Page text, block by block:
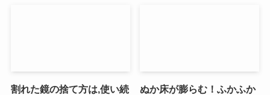
割れた鏡の捨て方は,使い続
ぬか床が膨らむ！ふかふか